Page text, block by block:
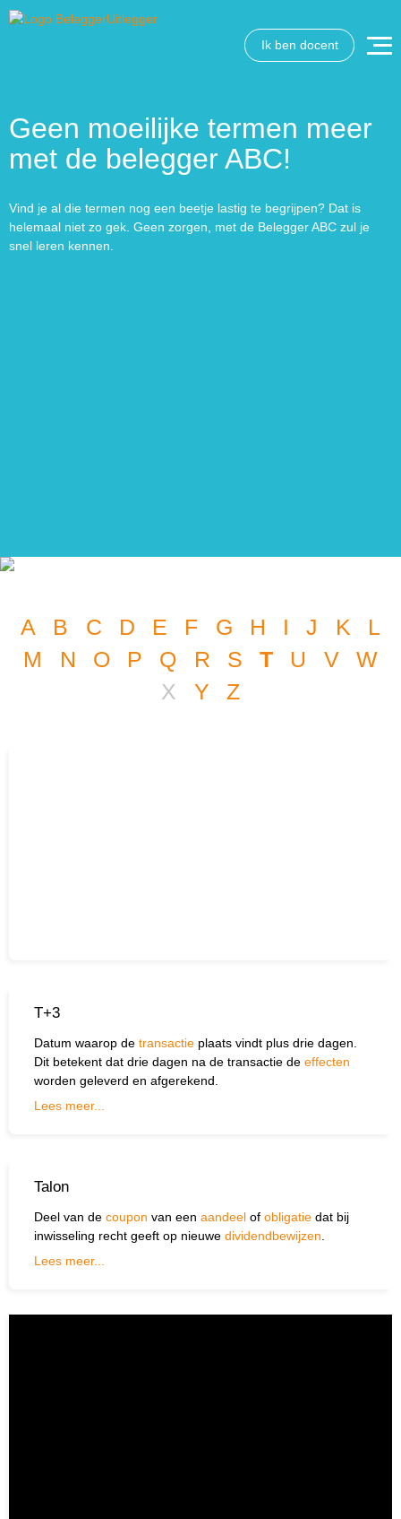
Ik ben docent
Geen moeilijke termen meer
met de belegger ABC!
Vind je al die termen nog een beetje lastig te begrijpen? Dat is
helemaal niet zo gek. Geen zorgen, met de Belegger ABC zul je
snel leren kennen.
A B C D E F G H I J K
L
M
N O P Q R S T U V
W
X
Y Z
T+3
Datum waarop de transactie plaats vindt plus drie dagen.
Dit betekent dat drie dagen na de transactie de effecten
worden geleverd en afgerekend.
Lees meer...
Talon
Deel van de coupon van een aandeel of obligatie dat bij
inwisseling recht geeft op nieuwe dividend­bewijzen.
Lees meer...
beantwoord wilt hebben? We helpen je graag een
Zoek
Zoekknop